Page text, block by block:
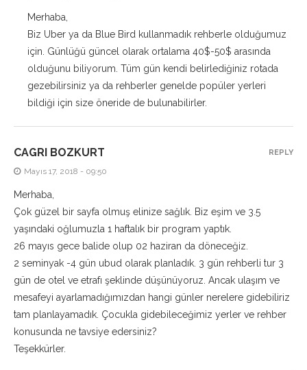
Merhaba,
Biz Uber ya da Blue Bird kullanmadık rehberle olduğumuz
için. Günlüğü güncel olarak ortalama 40$-50$ arasında
olduğunu biliyorum. Tüm gün kendi belirlediğiniz rotada
gezebilirsiniz ya da rehberler genelde popüler yerleri
bildiği için size öneride de bulunabilirler.
CAGRI BOZKURT
Mayıs 17, 2018 - 09:50
Merhaba,
Çok güzel bir sayfa olmuş elinize sağlık. Biz eşim ve 3.5
yaşındaki oğlumuzla 1 haftalık bir program yaptık.
26 mayıs gece balide olup 02 haziran da döneceğiz.
2 seminyak -4 gün ubud olarak planladık. 3 gün rehberli tur 3
gün de otel ve etrafı şeklinde düşünüyoruz. Ancak ulaşım ve
mesafeyi ayarlamadığımızdan hangi günler nerelere gidebiliriz
tam planlayamadık. Çocukla gidebileceğimiz yerler ve rehber
konusunda ne tavsiye edersiniz?
Teşekkürler.
REPLY